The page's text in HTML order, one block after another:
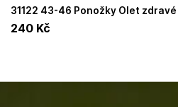
31122 43-46 Ponožky Olet zdravé
240 Kč